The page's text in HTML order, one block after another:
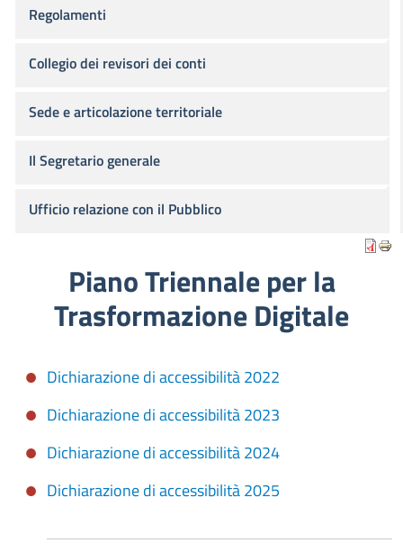
Piano Triennale per la
Trasformazione Digitale
Dichiarazione di accessibilità 2022
Dichiarazione di accessibilità 2023
Dichiarazione di accessibilità 2024
Dichiarazione di accessibilità 2025
Regolamenti
Collegio dei revisori dei conti
Sede e articolazione territoriale
Il Segretario generale
Ufficio relazione con il Pubblico